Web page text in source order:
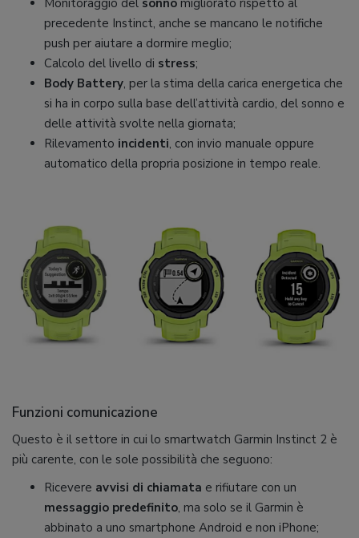
precedente Instinct, anche se mancano le notifiche
push per aiutare a dormire meglio;
Calcolo del livello di stress;
Body Battery, per la stima della carica energetica che
si ha in corpo sulla base dell’attività cardio, del sonno e
delle attività svolte nella giornata;
Rilevamento incidenti, con invio manuale oppure
automatico della propria posizione in tempo reale.
Funzioni comunicazione
Questo è il settore in cui lo smartwatch Garmin Instinct 2 è
più carente, con le sole possibilità che seguono:
Ricevere avvisi di chiamata e rifiutare con un
messaggio predefinito, ma solo se il Garmin è
abbinato a uno smartphone Android e non iPhone;